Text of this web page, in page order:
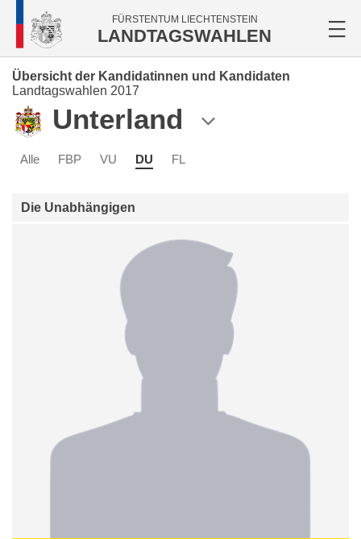
FÜRSTENTUM LIECHTENSTEIN
LANDTAGSWAHLEN
Übersicht der Kandidatinnen und Kandidaten
Landtagswahlen 2017
Unterland
Alle FBP VU DU FL
Die Unabhängigen